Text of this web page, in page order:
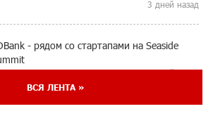
3 дней назад
- рядом со стартапами на Seaside
4 дней назад
ВСЯ ЛЕНТА »